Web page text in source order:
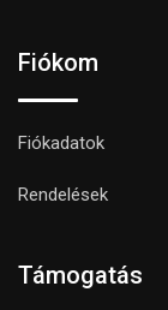
Fiókom
Fiókadatok
Rendelések
Támogatás